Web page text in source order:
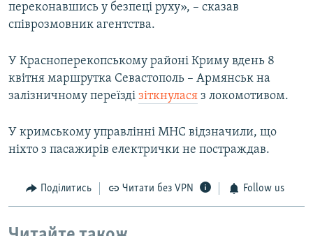
переконавшись у безпеці руху», – сказав
співрозмовник агентства.
У Красноперекопському районі Криму вдень 8
квітня маршрутка Севастополь – Армянськ на
залізничному переїзді зіткнулася з локомотивом.
У кримському управлінні МНС відзначили, що
ніхто з пасажирів електрички не постраждав.
Поділитись Читати без VPN Follow us